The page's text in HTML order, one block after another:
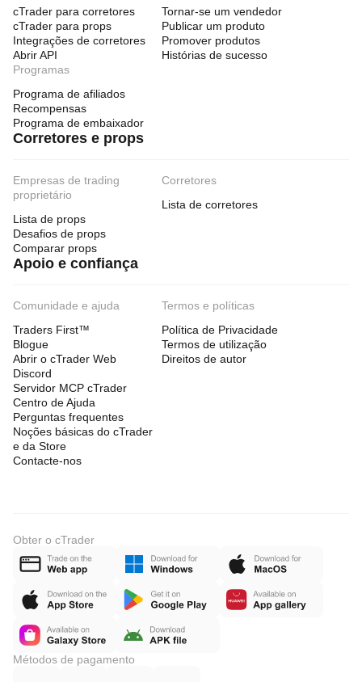
cTrader para corretores
cTrader para props
Integrações de corretores
Abrir API
Tornar-se um vendedor
Publicar um produto
Promover produtos
Histórias de sucesso
Programas
Programa de afiliados
Recompensas
Programa de embaixador
Corretores e props
Empresas de trading
proprietário
Lista de props
Desafios de props
Comparar props
Corretores
Lista de corretores
Apoio e confiança
Comunidade e ajuda
Traders First™
Blogue
Abrir o cTrader Web
Discord
Servidor MCP cTrader
Centro de Ajuda
Perguntas frequentes
Noções básicas do cTrader
e da Store
Contacte-nos
Termos e políticas
Política de Privacidade
Termos de utilização
Direitos de autor
Obter o cTrader
Métodos de pagamento